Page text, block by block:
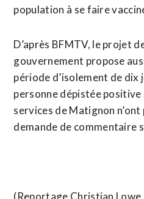
population à se faire
D’après BFMTV, le projet
gouvernement propose
période d’isolement de
personne dépistée positive
services de Matignon n’ont
demande de commentaire
(Reportage Christian